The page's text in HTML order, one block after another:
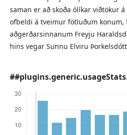
saman er að skoða ólíkar viðtökur
ofbeldi á tveimur fötluðum konum,
aðgerðarsinnanum Freyju
hins vegar Sunnu Elviru